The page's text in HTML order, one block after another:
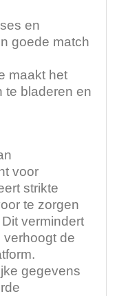
en
goede match
maakt het
te bladeren en
voor
strikte
te zorgen
vermindert
verhoogt de
gegevens